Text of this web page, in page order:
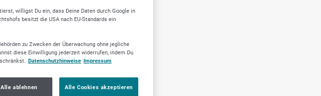
willigst Du ein, dass Deine Daten durch Google in
besitzt die USA nach EU-Standards ein
zu Zwecken der Überwachung ohne jegliche
diese Einwilligung jederzeit widerrufen, indem Du
Datenschutzhinweise Impressum
Alle ablehnen Alle Cookies akzeptieren